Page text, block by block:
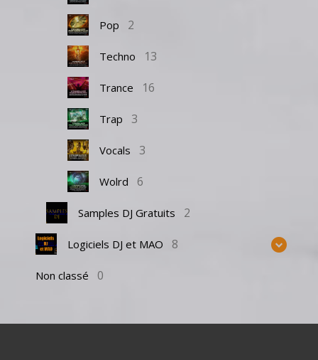
Pop 2
Techno 13
Trance 16
Trap 3
Vocals 3
Wolrd 6
Samples DJ Gratuits 2
Logiciels DJ et MAO 8
Non classé 0